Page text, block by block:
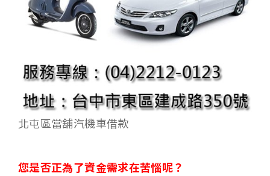
北屯區當舖汽機車借款
您是否正為了資金需求在苦惱呢？